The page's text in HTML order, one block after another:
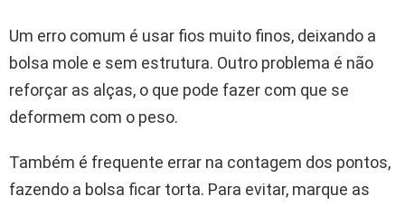
Um erro comum é usar fios muito finos, deixando a
bolsa mole e sem estrutura. Outro problema é não
reforçar as alças, o que pode fazer com que se
deformem com o peso.
Também é frequente errar na contagem dos pontos,
fazendo a bolsa ficar torta. Para evitar, marque as